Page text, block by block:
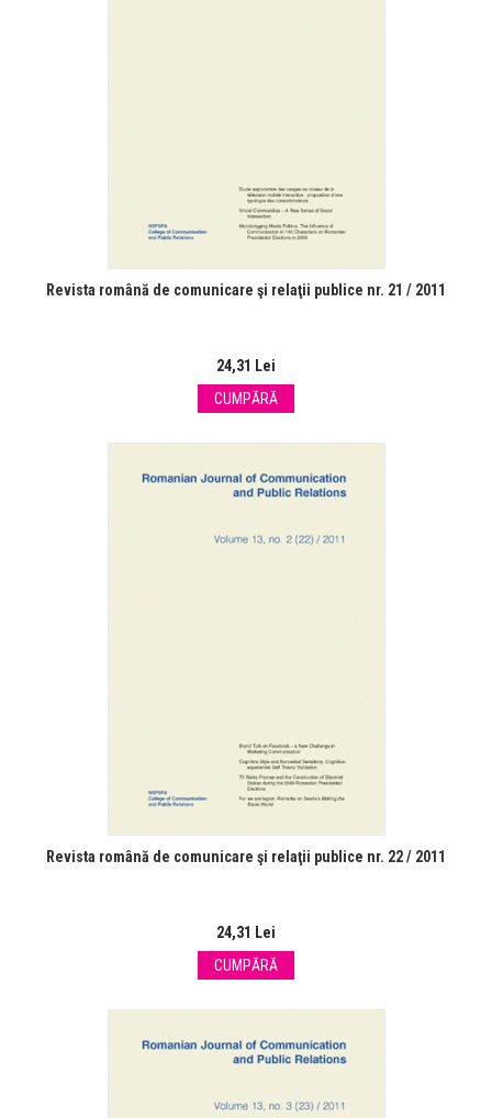
Revista română de comunicare şi relaţii publice nr. 21 / 2011
24,31 Lei
CUMPĂRĂ
Revista română de comunicare şi relaţii publice nr. 22 / 2011
24,31 Lei
CUMPĂRĂ